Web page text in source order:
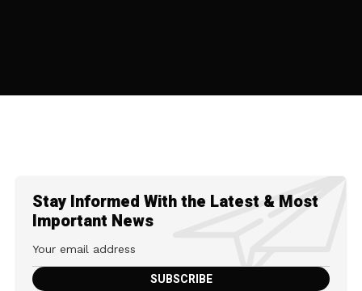
Stay Informed With the Latest & Most
Important News